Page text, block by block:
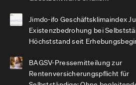
Jimdo-ifo Geschäftsklimaindex
Existenzbedrohung bei
Höchststand seit
BAGSV-Pressemitteilung zur
Rentenversicherungspflicht für